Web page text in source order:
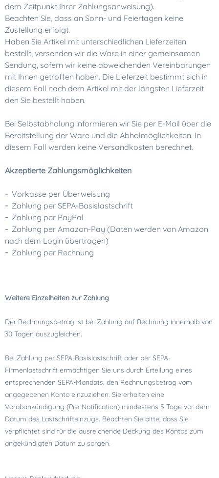
dem Zeitpunkt Ihrer Zahlungsanweisung).
Beachten Sie, dass an Sonn- und Feiertagen keine
Zustellung erfolgt.
Haben Sie Artikel mit unterschiedlichen Lieferzeiten
bestellt, versenden wir die Ware in einer gemeinsamen
Sendung, sofern wir keine abweichenden Vereinbarungen
mit Ihnen getroffen haben. Die Lieferzeit bestimmt sich in
diesem Fall nach dem Artikel mit der längsten Lieferzeit
den Sie bestellt haben.
Bei Selbstabholung informieren wir Sie per E-Mail über die
Bereitstellung der Ware und die Abholmöglichkeiten. In
diesem Fall werden keine Versandkosten berechnet.
Akzeptierte Zahlungsmöglichkeiten
- Vorkasse per Überweisung
- Zahlung per SEPA-Basislastschrift
- Zahlung per PayPal
- Zahlung per Amazon-Pay (Daten werden von Amazon
nach dem Login übertragen)
- Zahlung per Rechnung
Weitere Einzelheiten zur Zahlung
Der Rechnungsbetrag ist bei Zahlung auf Rechnung innerhalb von
30 Tagen auszugleichen.
Bei Zahlung per SEPA-Basislastschrift oder per SEPA-
Firmenlastschrift ermächtigen Sie uns durch Erteilung eines
entsprechenden SEPA-Mandats, den Rechnungsbetrag vom
angegebenen Konto einzuziehen. Sie erhalten eine
Vorabankündigung (Pre-Notification) mindestens 5 Tage vor dem
Datum des Lastschrifteinzugs. Beachten Sie bitte, dass Sie
verpflichtet sind für die ausreichende Deckung des Kontos zum
angekündigten Datum zu sorgen.